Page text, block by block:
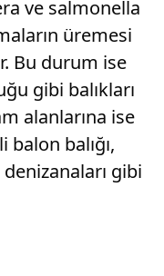
ve salmonella
üremesi
Bu durum ise
gibi balıkları
alanlarına ise
balon balığı,
denizanaları gibi